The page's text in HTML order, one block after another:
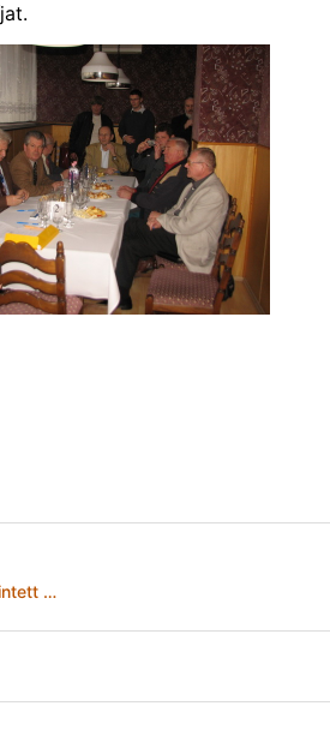
Futball-bundabotrány: még az idén megnevezik az érintett klubokat